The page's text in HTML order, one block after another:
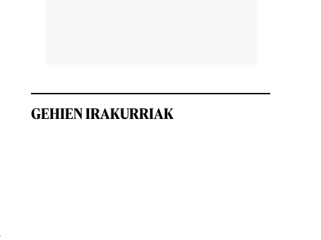
GEHIEN IRAKURRIAK